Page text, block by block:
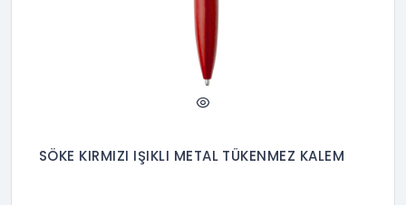
SÖKE KIRMIZI IŞIKLI METAL TÜKENMEZ KALEM